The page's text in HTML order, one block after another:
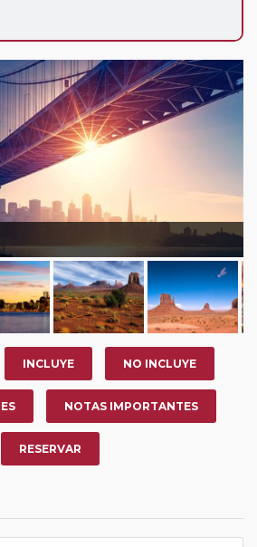
que ya hayan viajado con
(cuya obtención se realiza
de satisfacción en "Mi viaje")
luna de miel contarán con un
INCLUYE NO INCLUYE
NOTAS IMPORTANTES
RESERVAR